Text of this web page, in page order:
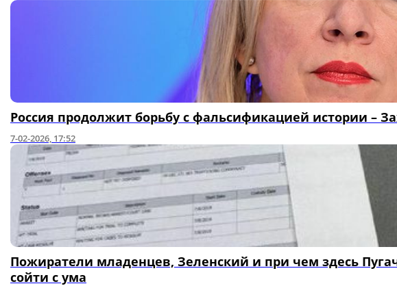
Россия продолжит борьбу с фальсификацией истории –
7-02-2026, 17:52
Пожиратели младенцев, Зеленский и при чем здесь
сойти с ума